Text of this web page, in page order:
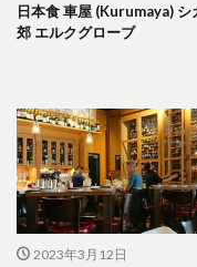
日本食 車屋 (Kurumaya) シ
郊 エルクグローブ
2023年3月12日